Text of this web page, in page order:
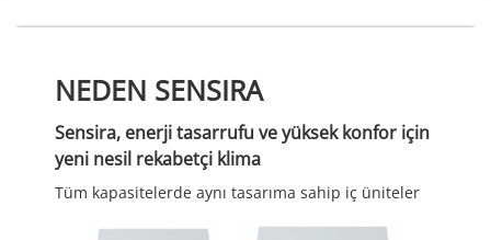
NEDEN SENSIRA
Sensira, enerji tasarrufu ve yüksek konfor için
yeni nesil rekabetçi klima
Tüm kapasitelerde aynı tasarıma sahip iç üniteler